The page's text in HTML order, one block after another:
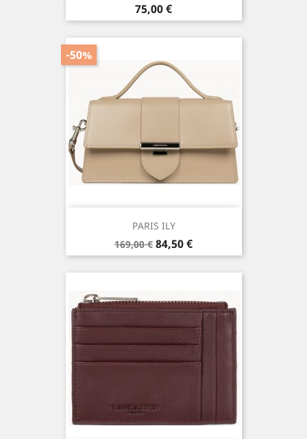
Prix
75,00 €
PARIS ILY
Prix
de
base
169,00 €
-50%
Prix
84,50 €